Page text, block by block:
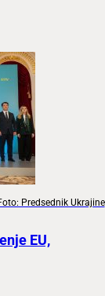
Predsednik Ukrajine
EU,